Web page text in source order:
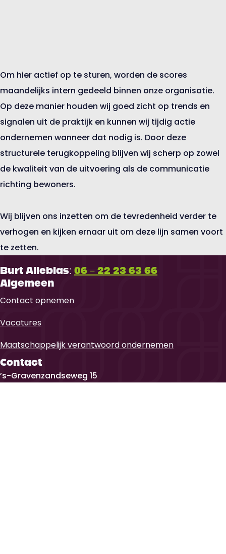
Om hier actief op te sturen, worden de scores
maandelijks intern gedeeld binnen onze organisatie.
Op deze manier houden wij goed zicht op trends en
signalen uit de praktijk en kunnen wij tijdig actie
ondernemen wanneer dat nodig is. Door deze
structurele terugkoppeling blijven wij scherp op zowel
de kwaliteit van de uitvoering als de communicatie
richting bewoners.
Wij blijven ons inzetten om de tevredenheid verder te
verhogen en kijken ernaar uit om deze lijn samen voort
te zetten.
Neem contact met ons op
Burt Alleblas: 06 - 22 23 63 66
Algemeen
Contact opnemen
Vacatures
Maatschappelijk verantwoord ondernemen
Contact
’s-Gravenzandseweg 15